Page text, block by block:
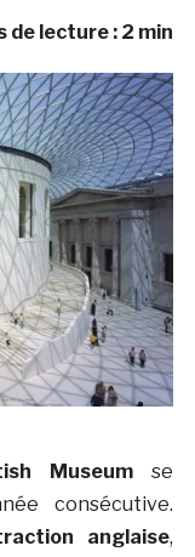
de lecture : 2 min
Museumse
consécutive.
anglaise,